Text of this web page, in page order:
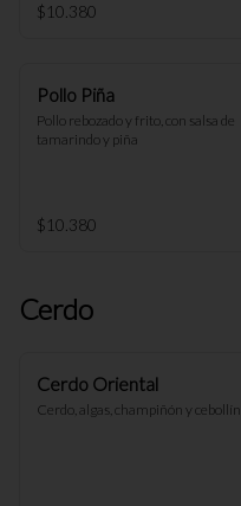
$10.380
Pollo Piña
Pollo rebozado y frito, con salsa de
tamarindo y piña
$10.380
Cerdo
Cerdo Oriental
Cerdo, algas, champiñón y cebollín